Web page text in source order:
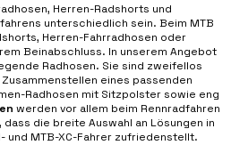
Herren-Radshorts und
unterschiedlich sein. Beim MTB
Herren-Fahrradhosen oder
Beinabschluss. In unserem Angebot
Radhosen. Sie sind zweifellos
eines passenden
Radhosen mit Sitzpolster sowie eng
werden vor allem beim Rennradfahren
die breite Auswahl an Lösungen in
und MTB-XC-Fahrer zufriedenstellt.